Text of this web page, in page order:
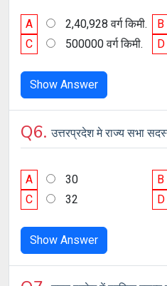
A 2,40,928 वर्ग किमी. B
C
500000 वर्ग किमी. D
Show Answer
Q6.उत्तरप्रदेश मे राज्य सभा
A 30 B
C
32 D
Show Answer